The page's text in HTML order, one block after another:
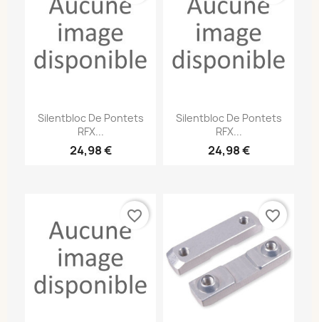
Silentbloc De Pontets
RFX...
24,98 €
Silentbloc De Pontets
RFX...
24,98 €
favorite_border favorite_border